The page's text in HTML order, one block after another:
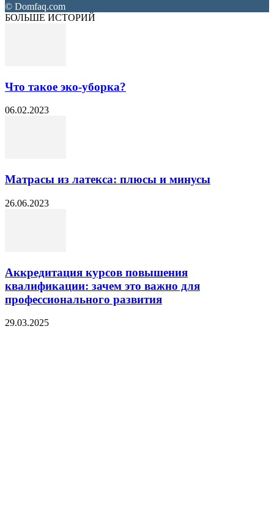
© Domfaq.com
БОЛЬШЕ ИСТОРИЙ
Что такое эко-уборка?
06.02.2023
Матрасы из латекса: плюсы и минусы
26.06.2023
Аккредитация курсов повышения
квалификации: зачем это важно для
профессионального развития
29.03.2025